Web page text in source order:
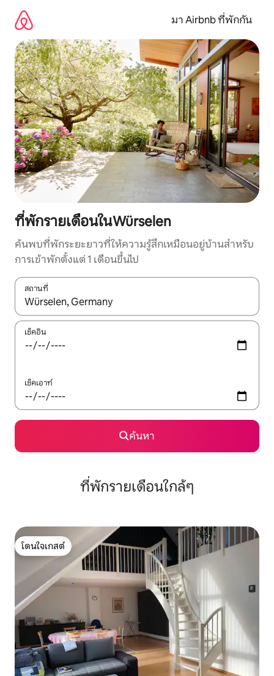
เนื้อหา
มา Airbnb ที่พักกัน
ที่พักรายเดือนในWürselen
ค้นพบที่พักระยะยาวที่ให้ความรู้สึกเหมือนอยู่บ้านสำหรับ
การเข้าพักตั้งแต่ 1 เดือนขึ้นไป
สถานที่
ใช้ลูกศรขึ้นลง หรือใช้การสัมผัสหรือปัด เพื่อสำรวจผลการค้นหา
เช็คอิน
เช็คเอาท์
ค้นหา
ที่พักรายเดือนใกล้ๆ
โดนใจเกสต์
โดนใจเกสต์